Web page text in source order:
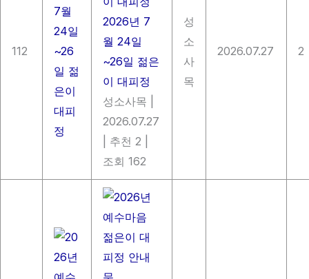
112
2026년 7
월 24일
~26일 젊은
이 대피정
성소사목
2026.07.27
추천 2
조회 162
성
소
사
목
2026.07.27 2